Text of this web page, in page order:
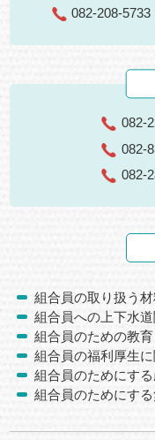
082-208-5733
082-
082-
082-
組合員の取り扱う
組合員への上下水
組合員のための教
組合員の福利厚生
組合員のためにす
組合員のためにす